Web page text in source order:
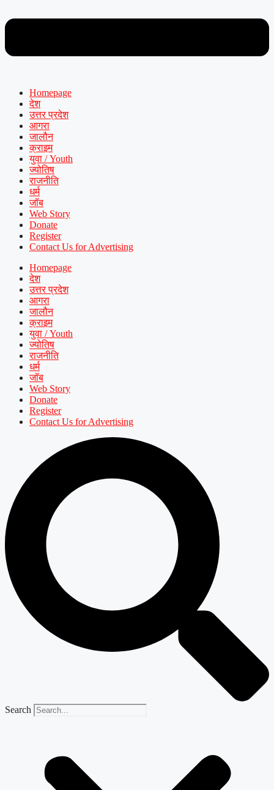
Homepage
देश
उत्तर प्रदेश
आगरा
जालौन
क्राइम
युवा / Youth
ज्योतिष
राजनीति
धर्म
जॉब
Web Story
Donate
Register
Contact Us for Advertising
Homepage
देश
उत्तर प्रदेश
आगरा
जालौन
क्राइम
युवा / Youth
ज्योतिष
राजनीति
धर्म
जॉब
Web Story
Donate
Register
Contact Us for Advertising
Search